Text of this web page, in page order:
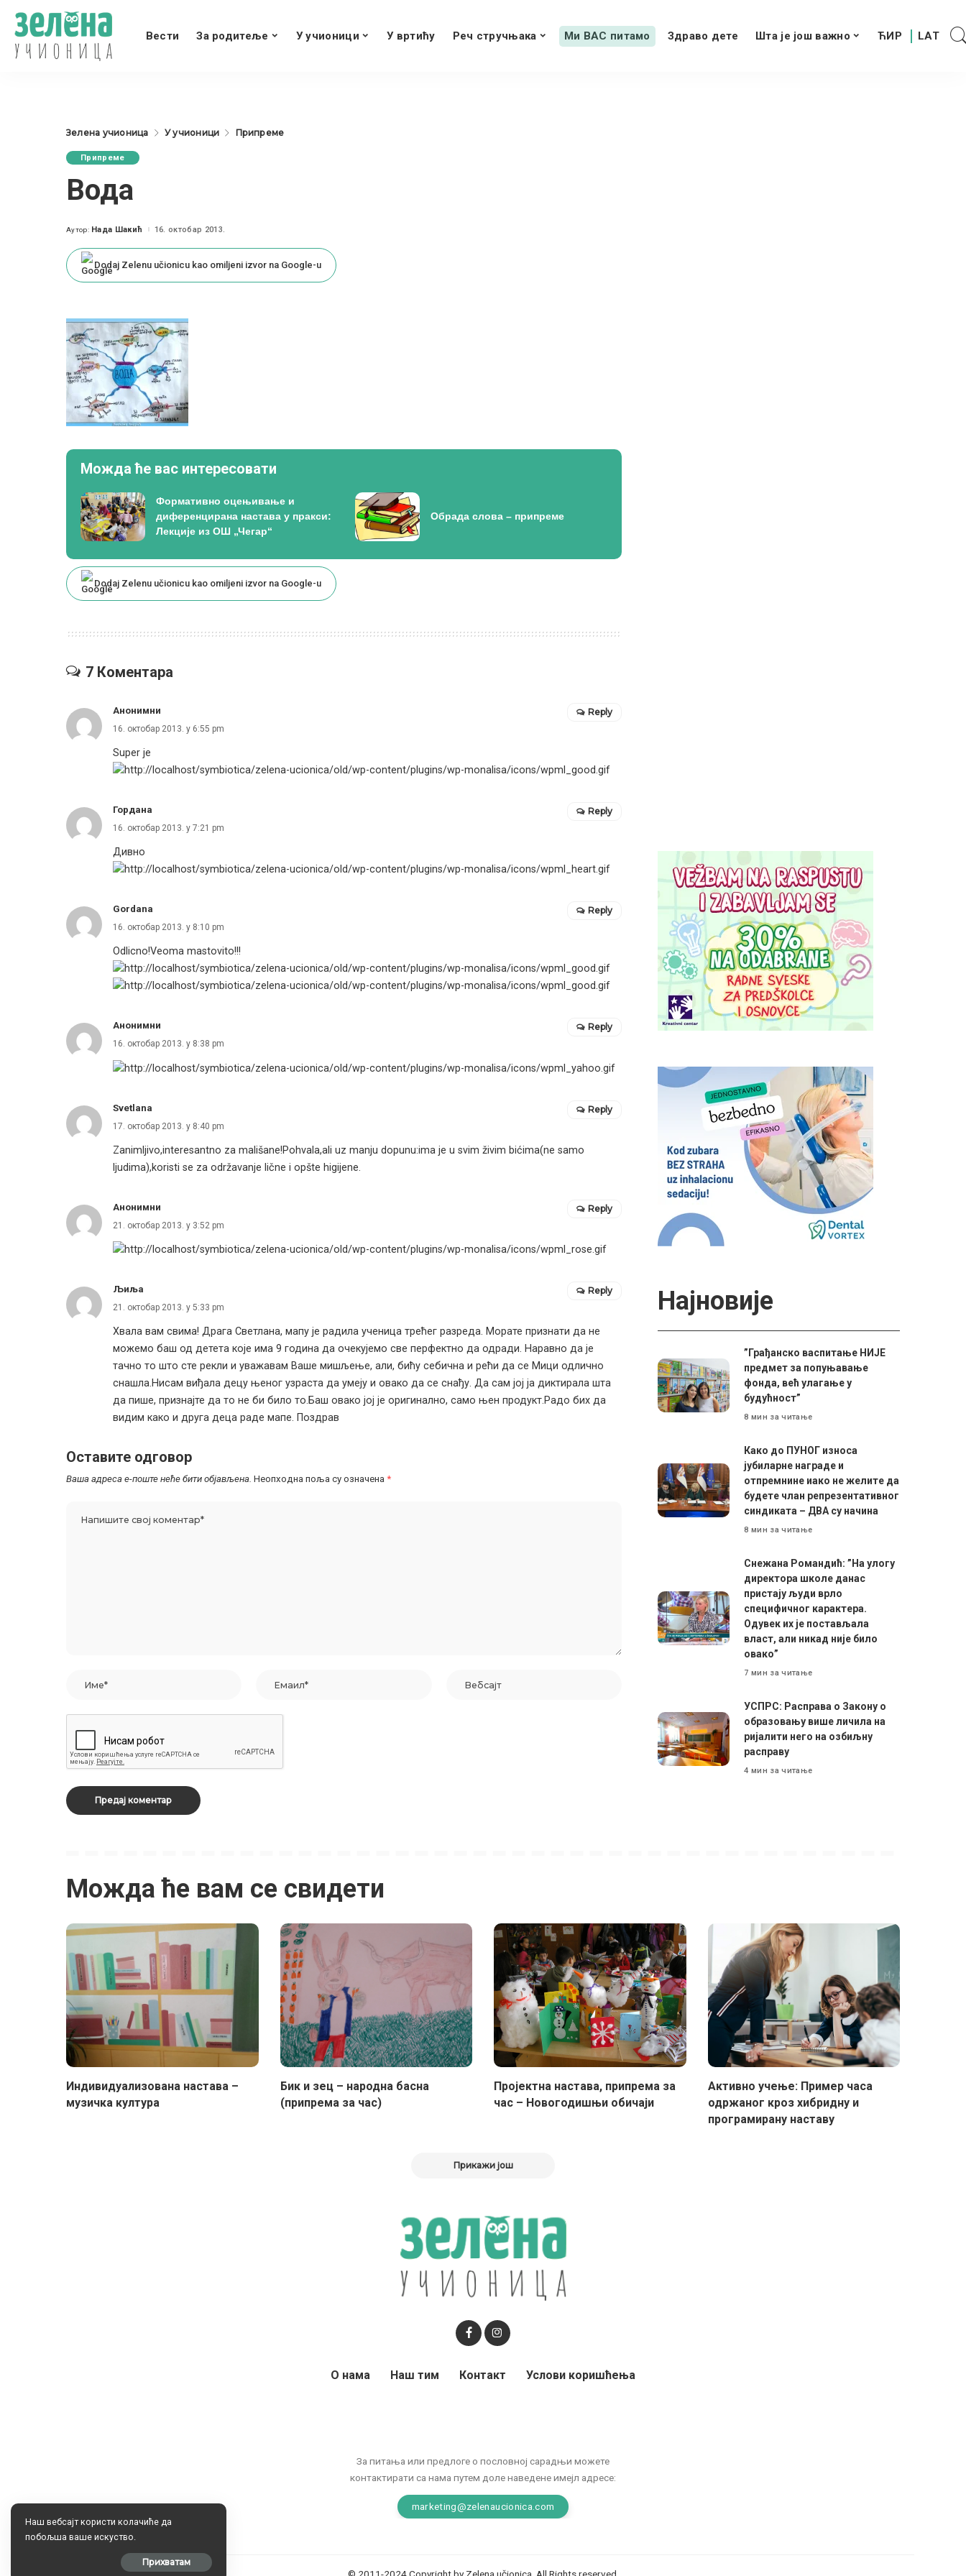
Вести За родитеље У учионици У вртићу Реч стручњака Ми ВАС питамо Здраво дете Шта је још важно
Зелена учионица У учионици Припреме
Припреме
Вода
Posted
Аутор: Нада Шакић 16. октобар 2013.
Dodaj Zelenu učionicu kao omiljeni izvor na Google-u
Можда ће вас интересовати
Формативно оцењивање и
диференцирана настава у пракси:
Лекције из ОШ „Чегар“
Oбрада слова – припреме
Dodaj Zelenu učionicu kao omiljeni izvor na Google-u
7 Коментара
Анонимни
16. октобар 2013. у 6:55 pm
Super je
Reply
Гордана
16. октобар 2013. у 7:21 pm
Дивно
Reply
Gordana
16. октобар 2013. у 8:10 pm
Odlicno!Veoma mastovito!!!
Reply
Анонимни
16. октобар 2013. у 8:38 pm
Reply
Svetlana
17. октобар 2013. у 8:40 pm
Zanimljivo,interesantno za mališane!Pohvala,ali uz manju dopunu:ima je u svim živim bićima(ne samo
ljudima),koristi se za održavanje lične i opšte higijene.
Reply
Анонимни
21. октобар 2013. у 3:52 pm
Reply
Љиља
21. октобар 2013. у 5:33 pm
Хвала вам свима! Драга Светлана, мапу је радила ученица трећег разреда. Морате признати да не
можемо баш од детета које има 9 година да очекујемо све перфектно да одради. Наравно да је
тачно то што сте рекли и уважавам Ваше мишљење, али, бићу себична и рећи да се Мици одлично
снашла.Нисам виђала децу њеног узраста да умеју и овако да се снађу. Да сам јој ја диктирала шта
да пише, признајте да то не би било то.Баш овако јој је оригинално, само њен продукт.Радо бих да
видим како и друга деца раде мапе. Поздрав
Reply
Оставите одговор
Ваша адреса е-поште неће бити објављена. Неопходна поља су означена *
Најновије
”Грађанско васпитање НИЈЕ
предмет за попуњавање
фонда, већ улагање у
будућност”
8 мин за читање
Како до ПУНОГ износа
јубиларне награде и
отпремнине иако не желите да
будете члан репрезентативног
синдиката – ДВА су начина
8 мин за читање
Снежана Романдић: ”На улогу
директора школе данас
пристају људи врло
специфичног карактера.
Одувек их је постављала
власт, али никад није било
овако”
7 мин за читање
УСПРС: Расправа о Закону о
образовању више личила на
ријалити него на озбиљну
расправу
4 мин за читање
Можда ће вам се свидети
Индивидуализована настава –
музичка култура
Бик и зец – народна басна
(припрема за час)
Пројектна настава, припрема за
час – Новогодишњи обичаји
Активно учење: Пример часа
одржаног кроз хибридну и
програмирану наставу
Прикажи још
За питања или предлоге о пословној сарадњи можете
контактирати са нама путем доле наведене имејл адресе:
marketing@zelenaucionica.com
О нама Наш тим Контакт Услови коришћења
Наш вебсајт користи колачиће да
побољша ваше искуство.
Прихватам